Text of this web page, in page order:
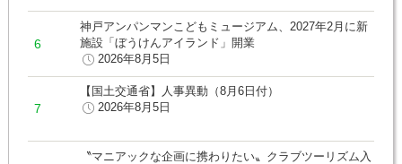
神戸アンパンマンこどもミュージアム、2027年2月に新
施設「ぼうけんアイランド」開業
2026年8月5日
【国土交通省】人事異動（8月6日付）
2026年8月5日
〝マニアックな企画に携わりたい〟クラブツーリズム入